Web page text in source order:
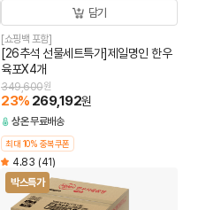
담기
[쇼핑백 포함]
[26추석 선물세트특가]제일명인 한우
육포X4개
349,600원
23% 269,192원
상온무료배송
최대 10% 중복쿠폰
4.83 (41)
박스특가